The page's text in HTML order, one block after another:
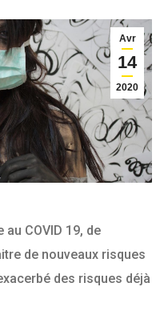
Avr
14
2020
COVID 19, de
de nouveaux risques
des risques déjà